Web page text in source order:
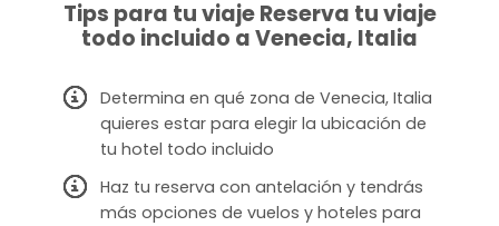
Tips para tu viaje Reserva tu viaje
todo incluido a Venecia, Italia
Determina en qué zona de Venecia, Italia
quieres estar para elegir la ubicación de
tu hotel todo incluido
Haz tu reserva con antelación y tendrás
más opciones de vuelos y hoteles para